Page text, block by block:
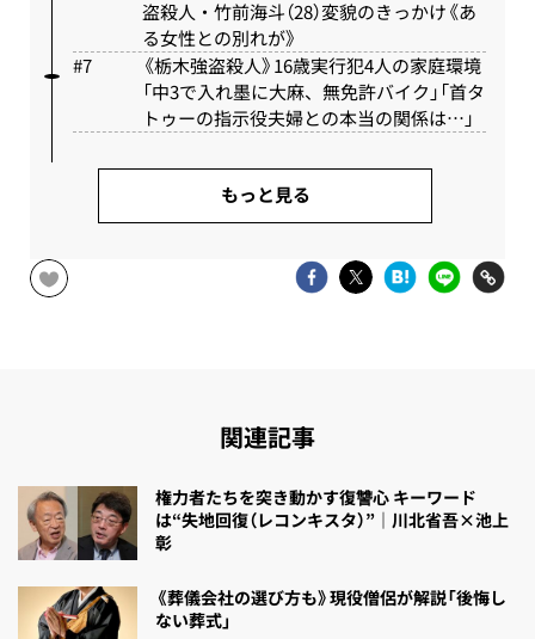
盗殺人・竹前海斗（28）変貌のきっかけ《あ
る女性との別れが》
《栃木強盗殺人》16歳実行犯4人の家庭環境
「中3で入れ墨に大麻、無免許バイク」「首タ
トゥーの指示役夫婦との本当の関係は…」
もっと見る
関連記事
権力者たちを突き動かす復讐心 キーワード
は“失地回復（レコンキスタ）”｜川北省吾×池上
彰
《葬儀会社の選び方も》現役僧侶が解説「後悔し
ない葬式」